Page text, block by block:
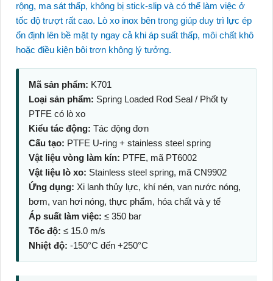
rộng, ma sát thấp, không bị stick-slip và có thể làm việc ở
tốc độ trượt rất cao. Lò xo inox bên trong giúp duy trì lực ép
ổn định lên bề mặt ty ngay cả khi áp suất thấp, môi chất khô
hoặc điều kiện bôi trơn không lý tưởng.
Mã sản phẩm: K701
Loại sản phẩm: Spring Loaded Rod Seal / Phốt ty
PTFE có lò xo
Kiểu tác động: Tác động đơn
Cấu tạo: PTFE U-ring + stainless steel spring
Vật liệu vòng làm kín: PTFE, mã PT6002
Vật liệu lò xo: Stainless steel spring, mã CN9902
Ứng dụng: Xi lanh thủy lực, khí nén, van nước nóng,
bơm, van hơi nóng, thực phẩm, hóa chất và y tế
Áp suất làm việc: ≤ 350 bar
Tốc độ: ≤ 15.0 m/s
Nhiệt độ: -150°C đến +250°C